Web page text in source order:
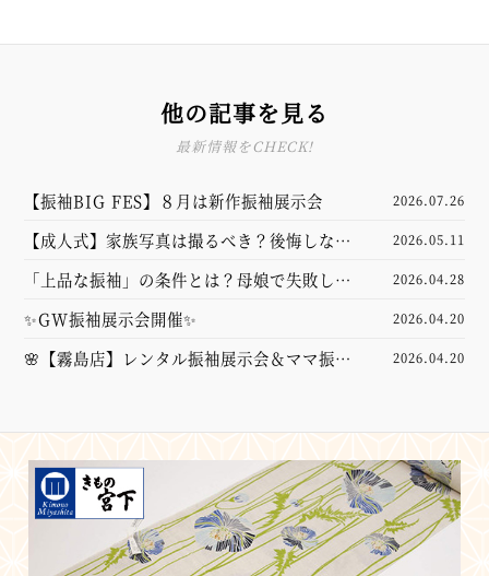
他の記事を見る
最新情報をCHECK!
【振袖BIG FES】８月は新作振袖展示会 2026.07.26
【成人式】家族写真は撮るべき？後悔しない
ための前撮り準備・服装・費用相場をプロが
徹底解説！
2026.05.11
「上品な振袖」の条件とは？母娘で失敗しな
い選び方とコーディネートのポイント
2026.04.28
✨GW振袖展示会開催✨ 2026.04.20
🌸【霧島店】レンタル振袖展示会＆ママ振袖
2026.04.20